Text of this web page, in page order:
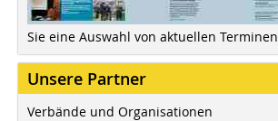
Sie eine Auswahl von aktuellen Terminen
Unsere Partner
Verbände und Organisationen